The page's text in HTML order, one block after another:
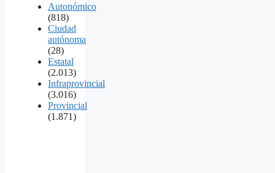
Autonómico
(818)
Ciudad
autónoma
(28)
Estatal
(2.013)
Infraprovincial
(3.016)
Provincial
(1.871)